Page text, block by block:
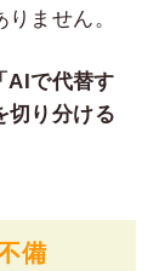
ません。
AIで代替す
切り分ける
備